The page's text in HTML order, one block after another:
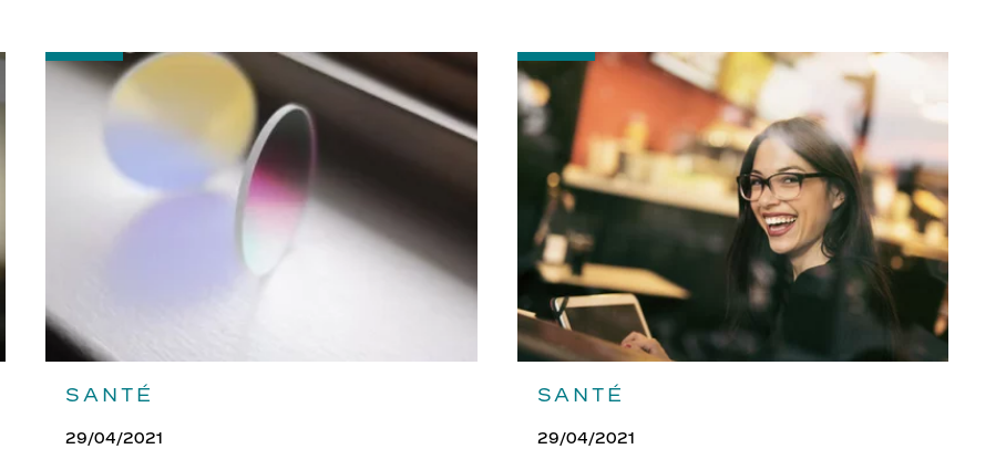
SANTÉ
29/04/2021
-
Quels
traitements
SANTÉ
29/04/2021
-
Bien
entretenir
ses
lunettes